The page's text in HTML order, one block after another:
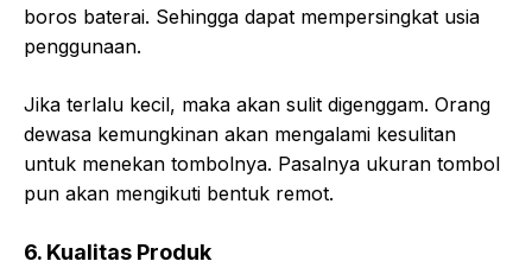
boros baterai. Sehingga dapat mempersingkat usia
penggunaan.
Jika terlalu kecil, maka akan sulit digenggam. Orang
dewasa kemungkinan akan mengalami kesulitan
untuk menekan tombolnya. Pasalnya ukuran tombol
pun akan mengikuti bentuk remot.
6. Kualitas Produk